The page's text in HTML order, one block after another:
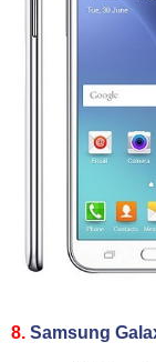
8. Samsung